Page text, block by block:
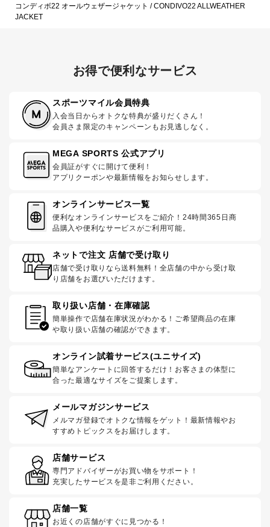
コンディボ22 オールウェザージャケット / CONDIVO22 ALLWEATHER
JACKET
お得で便利なサービス
スポーツマイル会員特典
入会当日からオトクな特典が盛りだくさん！
会員さま限定のキャンペーンもお見逃しなく。
MEGA SPORTS 公式アプリ
会員証がすぐに開けて便利！
アプリクーポンや最新情報をお知らせします。
オンラインサービス一覧
便利なオンラインサービスをご紹介！24時間365日商
品購入や便利なサービスがご利用可能。
ネットで注文 店舗で受け取り
店舗で受け取りなら送料無料！全店舗の中から受け取
り店舗をお選びいただけます。
取り扱い店舗・在庫確認
簡単操作で店舗在庫状況がわかる！ご希望商品の在庫
や取り扱い店舗の確認ができます。
オンライン試着サービス(ユニサイズ)
簡単なアンケートに回答するだけ！お客さまの体型に
合った最適なサイズをご提案します。
メールマガジンサービス
メルマガ登録でオトクな情報をゲット！最新情報やお
すすめトピックスをお届けします。
店舗サービス
専門アドバイザーがお買い物をサポート！
充実したサービスを是非ご利用ください。
店舗一覧
お近くの店舗がすぐに見つかる！